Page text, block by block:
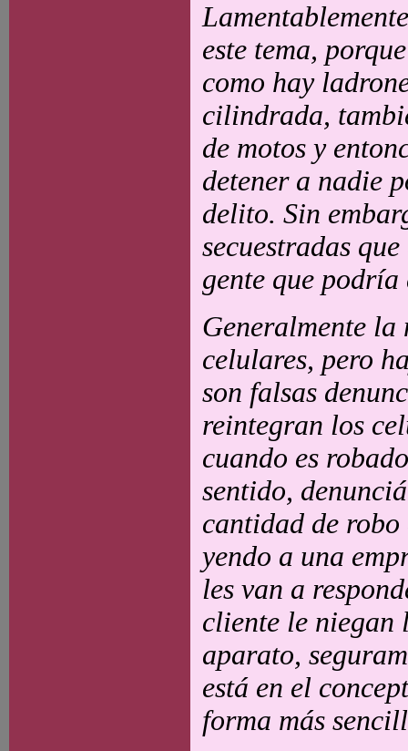
este tema,
como hay
cilindrada,
de motos y
detener a nadie
delito. Sin
secuestradas
gente que
Generalmente la
celulares, pero
son falsas
reintegran los
cuando es
sentido,
cantidad de robo
yendo a una
les van a
cliente le niegan
aparato,
está en el
forma más